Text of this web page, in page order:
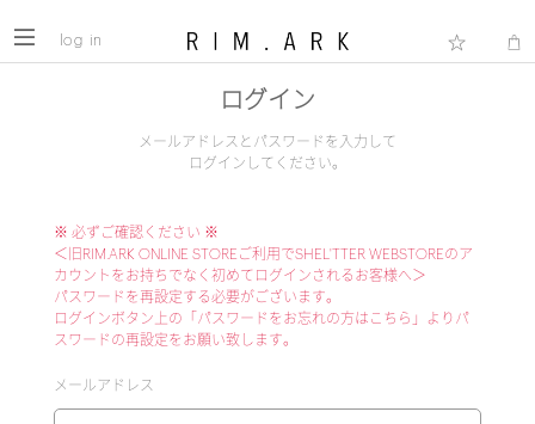
log in
ログイン
メールアドレスとパスワードを入力して
ログインしてください。
※ 必ずご確認ください ※
＜旧RIM.ARK ONLINE STOREご利用でSHEL'TTER WEBSTOREのア
カウントをお持ちでなく初めてログインされるお客様へ＞
パスワードを再設定する必要がございます。
ログインボタン上の「パスワードをお忘れの方はこちら」よりパ
スワードの再設定をお願い致します。
メールアドレス